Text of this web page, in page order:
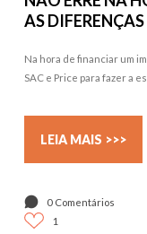
AS
Na hora de financiar um
SAC e Price para fazer a
LEIA MAIS >>>
0 Comentários
1